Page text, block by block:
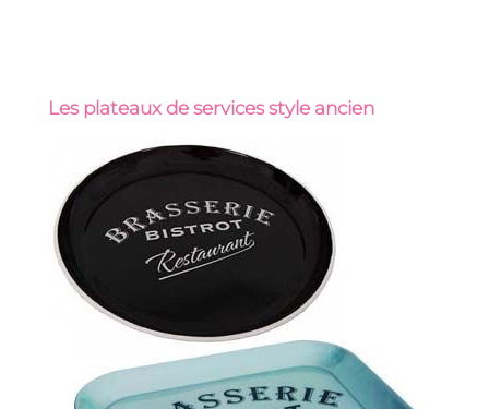
Les plateaux de services style ancien